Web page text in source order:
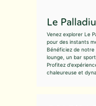
Le
Venez explorer Le
pour des instants
Bénéficiez de
lounge, un bar
Profitez
chaleureuse et